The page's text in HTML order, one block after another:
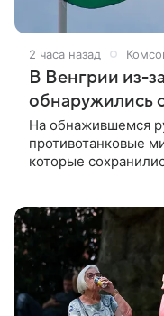
2 часа назад
В Венгрии из-
обнаружились
На обнажившемся
противотанковые
которые